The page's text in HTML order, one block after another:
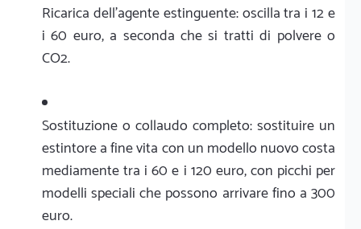
Ricarica dell'agente estinguente: oscilla tra i 12 e
i 60 euro, a seconda che si tratti di polvere o
CO2.
Sostituzione o collaudo completo: sostituire un
estintore a fine vita con un modello nuovo costa
mediamente tra i 60 e i 120 euro, con picchi per
modelli speciali che possono arrivare fino a 300
euro.